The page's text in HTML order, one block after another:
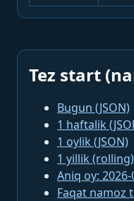
Tez start
Bugun (JSON)
1 haftalik
1 oylik (JSON)
1 yillik (rolling)
Aniq oy: 2026-
Faqat namoz